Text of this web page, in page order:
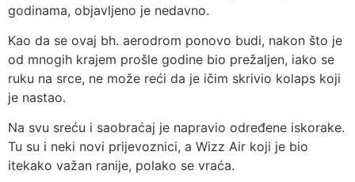
godinama, objavljeno je nedavno.
Kao da se ovaj bh. aerodrom ponovo budi, nakon što je
od mnogih krajem prošle godine bio prežaljen, iako se
ruku na srce, ne može reći da je ičim skrivio kolaps koji
je nastao.
Na svu sreću i saobraćaj je napravio određene iskorake.
Tu su i neki novi prijevoznici, a Wizz Air koji je bio
itekako važan ranije, polako se vraća.